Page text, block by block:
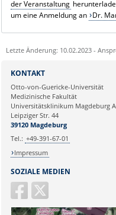
der Veranstaltung
um eine Anmeldung an Dr.
Letzte Änderung: 10.02.2023 -
Ihre E-Mailadresse:
Ihr Anliegen:
SOZIALE MEDIEN
KONTAKT
Otto-von-Guericke-Universität
Medizinische Fakultät
Universitätsklinikum Magdeburg
Leipziger Str. 44
39120 Magdeburg
Tel.: +49-391-67-01
Impressum